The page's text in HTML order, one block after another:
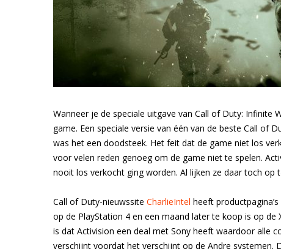
Wanneer je de speciale uitgave van Call of Duty:
game. Een speciale versie van één van de beste Call of
was het een doodsteek. Het feit dat de game niet los
voor velen reden genoeg om de game niet te spelen.
nooit los verkocht ging worden. Al lijken ze daar toch op
Call of Duty-nieuwssite CharlieIntel heeft
op de PlayStation 4 en een maand later te koop is op de
is dat Activision een deal met Sony heeft waardoor alle
verschijnt voordat het verschijnt op de Andre systemen.